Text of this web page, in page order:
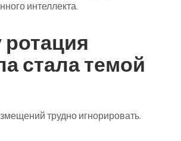
интеллекта.
стала темой
трудно игнорировать.